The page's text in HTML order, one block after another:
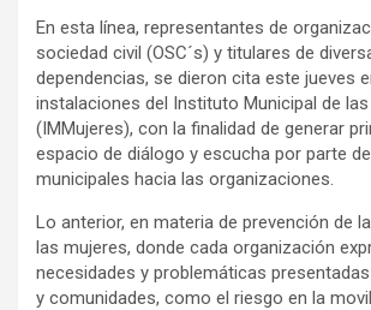
En esta línea, representantes de
sociedad civil (OSC´s) y titulares de
dependencias, se dieron cita este jueves
instalaciones del Instituto Municipal de
(IMMujeres), con la finalidad de generar
espacio de diálogo y escucha por parte
municipales hacia las organizaciones.
Lo anterior, en materia de prevención de
las mujeres, donde cada organización
necesidades y problemáticas
y comunidades, como el riesgo en la